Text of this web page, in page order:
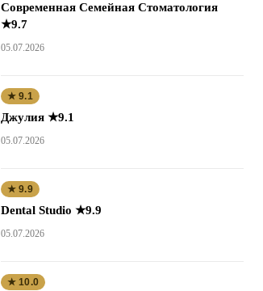
Современная Семейная Стоматология
★9.7
05.07.2026
★ 9.1
Джулия ★9.1
05.07.2026
★ 9.9
Dental Studio ★9.9
05.07.2026
★ 10.0